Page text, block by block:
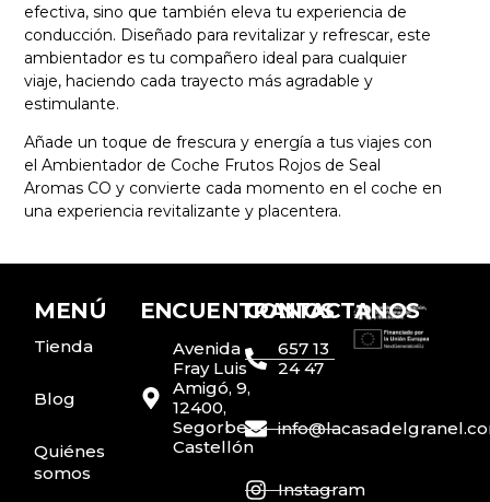
efectiva, sino que también eleva tu experiencia de
conducción. Diseñado para revitalizar y refrescar, este
ambientador es tu compañero ideal para cualquier
viaje, haciendo cada trayecto más agradable y
estimulante.
Añade un toque de frescura y energía a tus viajes con
el Ambientador de Coche Frutos Rojos de Seal
Aromas CO y convierte cada momento en el coche en
una experiencia revitalizante y placentera.
MENÚ
Tienda
Blog
Quiénes
somos
ENCUENTRANOS
Avenida
Fray Luis
Amigó, 9,
12400,
Segorbe,
Castellón
CONTACTANOS
657 13
24 47
Instagram